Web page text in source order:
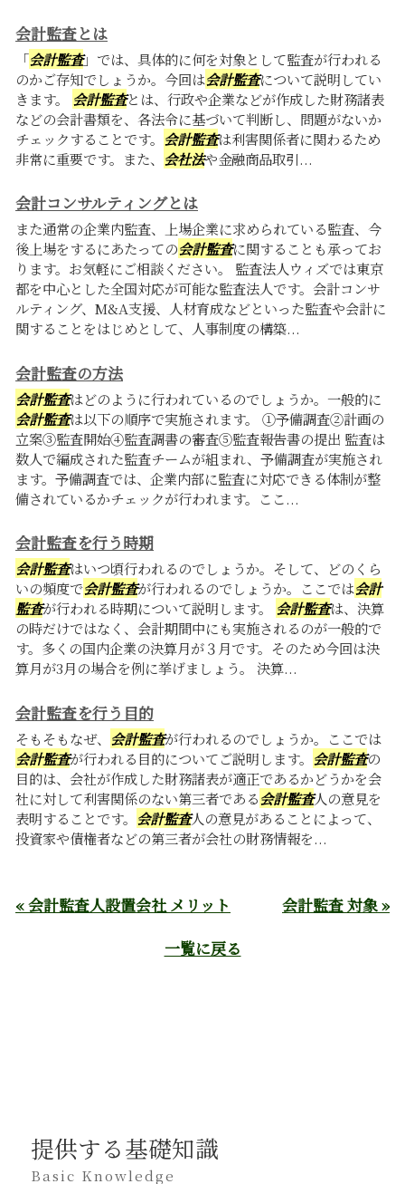
会計監査とは
「会計監査」では、具体的に何を対象として監査が行われる
のかご存知でしょうか。今回は会計監査について説明してい
きます。 会計監査とは、行政や企業などが作成した財務諸表
などの会計書類を、各法令に基づいて判断し、問題がないか
チェックすることです。 会計監査は利害関係者に関わるため
非常に重要です。また、 会社法や金融商品取引...
会計コンサルティングとは
また通常の企業内監査、上場企業に求められている監査、今
後上場をするにあたっての会計監査に関することも承ってお
ります。お気軽にご相談ください。 監査法人ウィズでは東京
都を中心とした全国対応が可能な監査法人です。会計コンサ
ルティング、M&A支援、人材育成などといった監査や会計に
関することをはじめとして、人事制度の構築...
会計監査の方法
会計監査はどのように行われているのでしょうか。一般的に
会計監査は以下の順序で実施されます。 ①予備調査②計画の
立案③監査開始④監査調書の審査⑤監査報告書の提出 監査は
数人で編成された監査チームが組まれ、予備調査が実施され
ます。予備調査では、企業内部に監査に対応できる体制が整
備されているかチェックが行われます。ここ...
会計監査を行う時期
会計監査はいつ頃行われるのでしょうか。そして、どのくら
いの頻度で会計監査が行われるのでしょうか。ここでは会計
監査が行われる時期について説明します。 会計監査は、決算
の時だけではなく、会計期間中にも実施されるのが一般的で
す。多くの国内企業の決算月が３月です。そのため今回は決
算月が3月の場合を例に挙げましょう。 決算...
会計監査を行う目的
そもそもなぜ、 会計監査が行われるのでしょうか。ここでは
会計監査が行われる目的についてご説明します。 会計監査の
目的は、会社が作成した財務諸表が適正であるかどうかを会
社に対して利害関係のない第三者である会計監査人の意見を
表明することです。 会計監査人の意見があることによって、
投資家や債権者などの第三者が会社の財務情報を...
« 会計監査人設置会社 メリット
会計監査 対象 »
一覧に戻る
提供する基礎知識
Basic Knowledge